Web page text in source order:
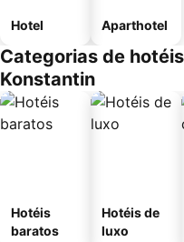
Hotel Aparthotel
Categorias de
Konstantin
Hotéis
baratos
Hotéis de
luxo